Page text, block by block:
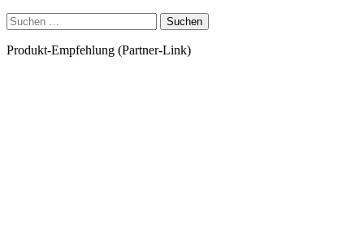
Suchen
nach:
Produkt-Empfehlung (Partner-Link)